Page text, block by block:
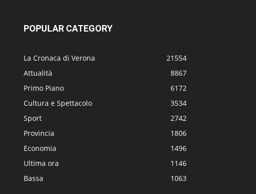
POPULAR CATEGORY
La Cronaca di Verona
21554
Attualità
8867
Primo Piano
6172
Cultura e Spettacolo
3534
Sport
2742
Provincia
1806
Economia
1496
Ultima ora
1146
Bassa
1063